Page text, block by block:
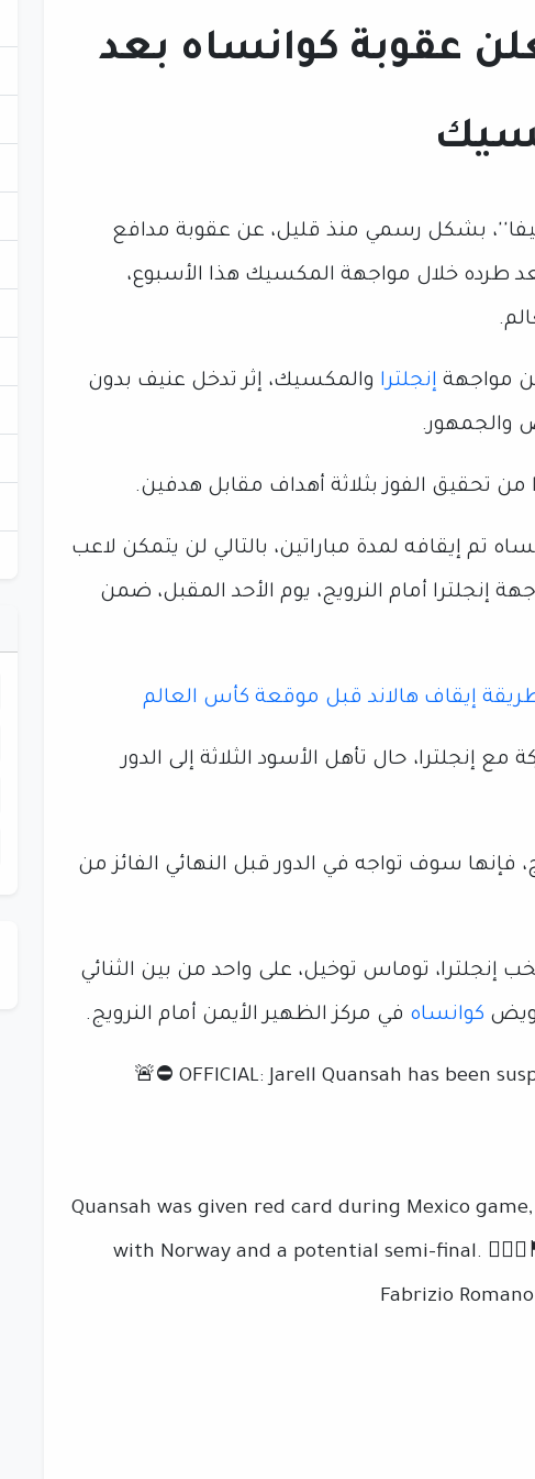
عقوبة كوانساه بعد
''فيفا''، بشكل رسمي منذ قليل، عن عقوبة مدافع
طرده خلال مواجهة المكسيك هذا الأسبوع،
مواجهة إنجلترا والمكسيك، إثر تدخل عنيف بدون
والجمهور.
من تحقيق الفوز بثلاثة أهداف مقابل هدفين.
تم إيقافه لمدة مباراتين، بالتالي لن يتمكن لاعب
إنجلترا أمام النرويج، يوم الأحد المقبل، ضمن
إيقاف هالاند قبل موقعة كأس العالم
إنجلترا، حال تأهل الأسود الثلاثة إلى الدور
فإنها سوف تواجه في الدور قبل النهائي الفائز من
توماس توخيل، على واحد من بين الثنائي
كوانساه في مركز الظهير الأيمن أمام النرويج.
🚨⛔️ OFFICIAL: Jarell Quansah has been
Quansah was given red card during Mexico
with Norway and a potential semi-final.
Fabrizio